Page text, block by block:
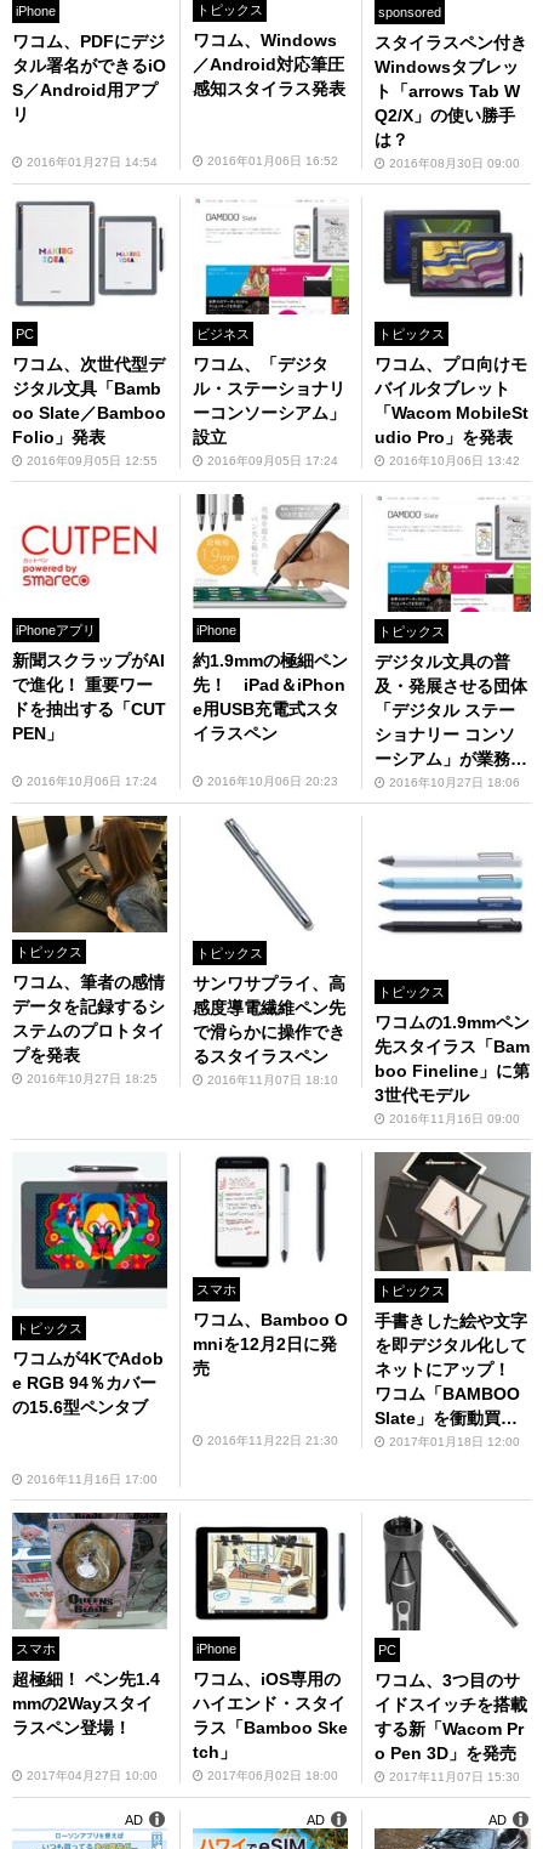
iPhone
ワコム、PDFにデジ
タル署名ができるiO
S／Android用アプ
リ
2016年01月27日 14:54
トピックス
ワコム、Windows
／Android対応筆圧
感知スタイラス発表
2016年01月06日 16:52
sponsored
スタイラスペン付き
Windowsタブレッ
ト「arrows Tab W
Q2/X」の使い勝手
は？
2016年08月30日 09:00
PC
ワコム、次世代型デ
ジタル文具「Bamb
oo Slate／Bamboo
Folio」発表
2016年09月05日 12:55
ビジネス
ワコム、「デジタ
ル・ステーショナリ
ーコンソーシアム」
設立
2016年09月05日 17:24
トピックス
ワコム、プロ向けモ
バイルタブレット
「Wacom MobileSt
udio Pro」を発表
2016年10月06日 13:42
iPhoneアプリ
新聞スクラップがAI
で進化！ 重要ワー
ドを抽出する「CUT
PEN」
2016年10月06日 17:24
iPhone
約1.9mmの極細ペン
先！ iPad＆iPhon
e用USB充電式スタ
イラスペン
2016年10月06日 20:23
トピックス
デジタル文具の普
及・発展させる団体
「デジタル ステー
ショナリー コンソ
ーシアム」が業務開
始2016年10月27日 18:06
トピックス
ワコム、筆者の感情
データを記録するシ
ステムのプロトタイ
プを発表
2016年10月27日 18:25
トピックス
サンワサプライ、高
感度導電繊維ペン先
で滑らかに操作でき
るスタイラスペン
2016年11月07日 18:10
トピックス
ワコムの1.9mmペン
先スタイラス「Bam
boo Fineline」に第
3世代モデル
2016年11月16日 09:00
トピックス
ワコムが4KでAdob
e RGB 94％カバー
の15.6型ペンタブ
2016年11月16日 17:00
スマホ
ワコム、Bamboo O
mniを12月2日に発
売
2016年11月22日 21:30
トピックス
手書きした絵や文字
を即デジタル化して
ネットにアップ！
ワコム「BAMBOO
Slate」を衝動買
い！2017年01月18日 12:00
スマホ
超極細！ ペン先1.4
mmの2Wayスタイ
ラスペン登場！
2017年04月27日 10:00
iPhone
ワコム、iOS専用の
ハイエンド・スタイ
ラス「Bamboo Ske
tch」
2017年06月02日 18:00
PC
ワコム、3つ目のサ
イドスイッチを搭載
する新「Wacom Pr
o Pen 3D」を発売
2017年11月07日 15:30
AD AD AD